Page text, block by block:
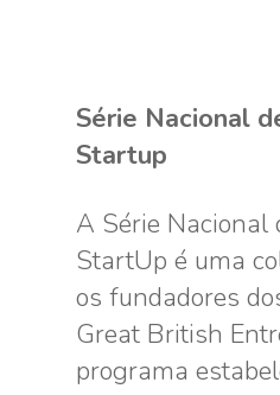
Série Nacional
Startup
A Série Nacional
StartUp é uma
os fundadores
Great British
programa